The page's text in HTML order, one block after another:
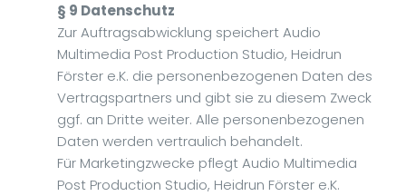
§ 9 Datenschutz
Zur Auftragsabwicklung speichert Audio
Multimedia Post Production Studio, Heidrun
Förster e.K. die personenbezogenen Daten des
Vertragspartners und gibt sie zu diesem Zweck
ggf. an Dritte weiter. Alle personenbezogenen
Daten werden vertraulich behandelt.
Für Marketingzwecke pflegt Audio Multimedia
Post Production Studio, Heidrun Förster e.K.